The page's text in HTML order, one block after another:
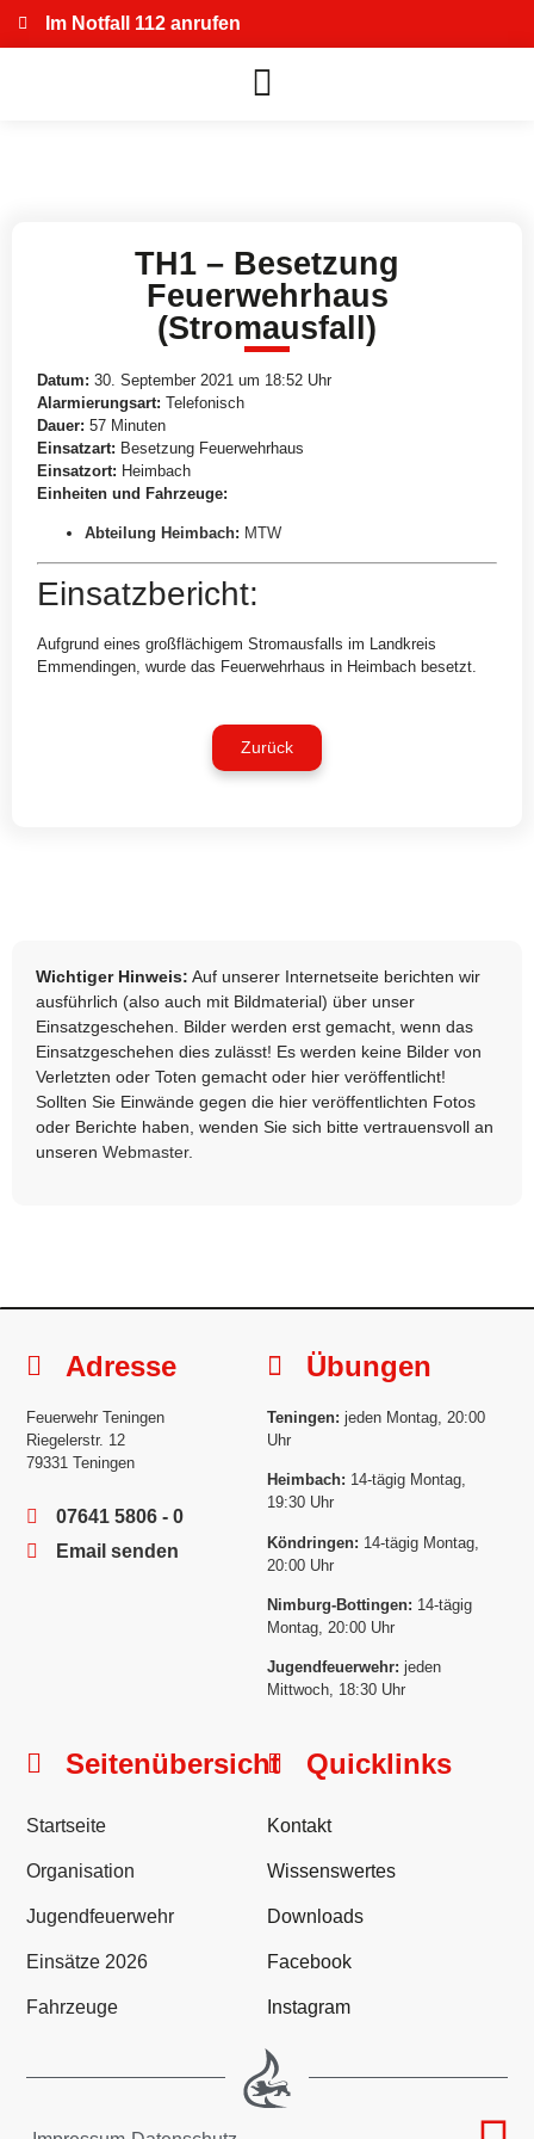
Im Notfall 112 anrufen
TH1 – Besetzung
Feuerwehrhaus
(Stromausfall)
Datum: 30. September 2021 um 18:52 Uhr
Alarmierungsart: Telefonisch
Dauer: 57 Minuten
Einsatzart: Besetzung Feuerwehrhaus
Einsatzort: Heimbach
Einheiten und Fahrzeuge:
Abteilung Heimbach: MTW
Einsatzbericht:
Aufgrund eines großflächigem Stromausfalls im Landkreis
Emmendingen, wurde das Feuerwehrhaus in Heimbach besetzt.
Zurück
Wichtiger Hinweis: Auf unserer Internetseite berichten wir
ausführlich (also auch mit Bildmaterial) über unser
Einsatzgeschehen. Bilder werden erst gemacht, wenn das
Einsatzgeschehen dies zulässt! Es werden keine Bilder von
Verletzten oder Toten gemacht oder hier veröffentlicht!
Sollten Sie Einwände gegen die hier veröffentlichten Fotos
oder Berichte haben, wenden Sie sich bitte vertrauensvoll an
unseren Webmaster.
Adresse
Feuerwehr Teningen
Riegelerstr. 12
79331 Teningen
07641 5806 - 0
Email senden
Übungen
Teningen: jeden Montag, 20:00
Uhr
Heimbach: 14-tägig Montag,
19:30 Uhr
Köndringen: 14-tägig Montag,
20:00 Uhr
Nimburg-Bottingen: 14-tägig
Montag, 20:00 Uhr
Jugendfeuerwehr: jeden
Mittwoch, 18:30 Uhr
Seitenübersicht
Startseite
Organisation
Jugendfeuerwehr
Einsätze 2026
Fahrzeuge
Quicklinks
Kontakt
Wissenswertes
Downloads
Facebook
Instagram